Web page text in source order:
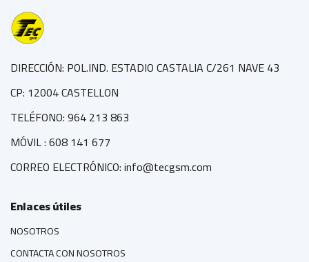
DIRECCIÓN: POL.IND. ESTADIO CASTALIA C/261 NAVE 43
CP: 12004 CASTELLON
TELÉFONO: 964 213 863
MÓVIL : 608 141 677
CORREO ELECTRÓNICO: info@tecgsm.com
Enlaces útiles
NOSOTROS
CONTACTA CON NOSOTROS